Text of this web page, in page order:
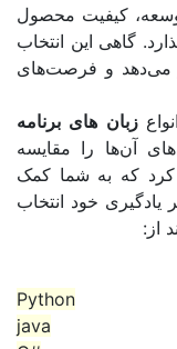
محصول
انتخاب
های
برنامه
مقایسه
شما کمک
انتخاب